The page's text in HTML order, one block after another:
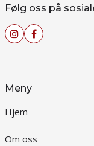
Følg oss på
Meny
Hjem
Om oss